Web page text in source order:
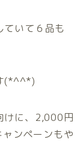
ていて６品も
(*^^*)
けに、2,000円
ンペーンもや